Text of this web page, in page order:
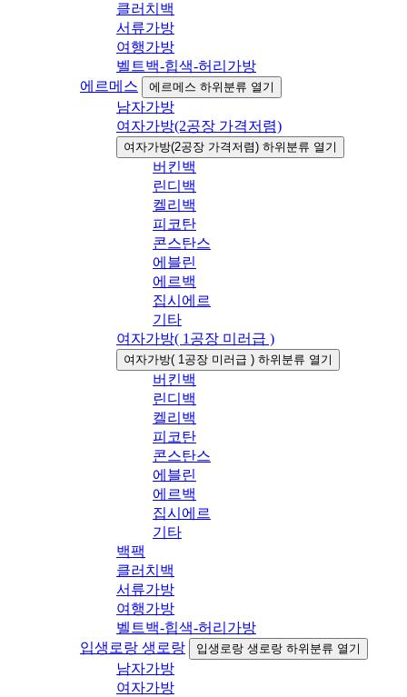
클러치백
서류가방
여행가방
벨트백-힙색-허리가방
에르메스
에르메스 하위분류 열기
남자가방
여자가방(2공장 가격저렴)
여자가방(2공장 가격저렴) 하위분류 열기
버킨백
린디백
켈리백
피코탄
콘스탄스
에블린
에르백
집시에르
기타
여자가방( 1공장 미러급 )
여자가방( 1공장 미러급 ) 하위분류 열기
버킨백
린디백
켈리백
피코탄
콘스탄스
에블린
에르백
집시에르
기타
백팩
클러치백
서류가방
여행가방
벨트백-힙색-허리가방
입생로랑 생로랑
입생로랑 생로랑 하위분류 열기
남자가방
여자가방